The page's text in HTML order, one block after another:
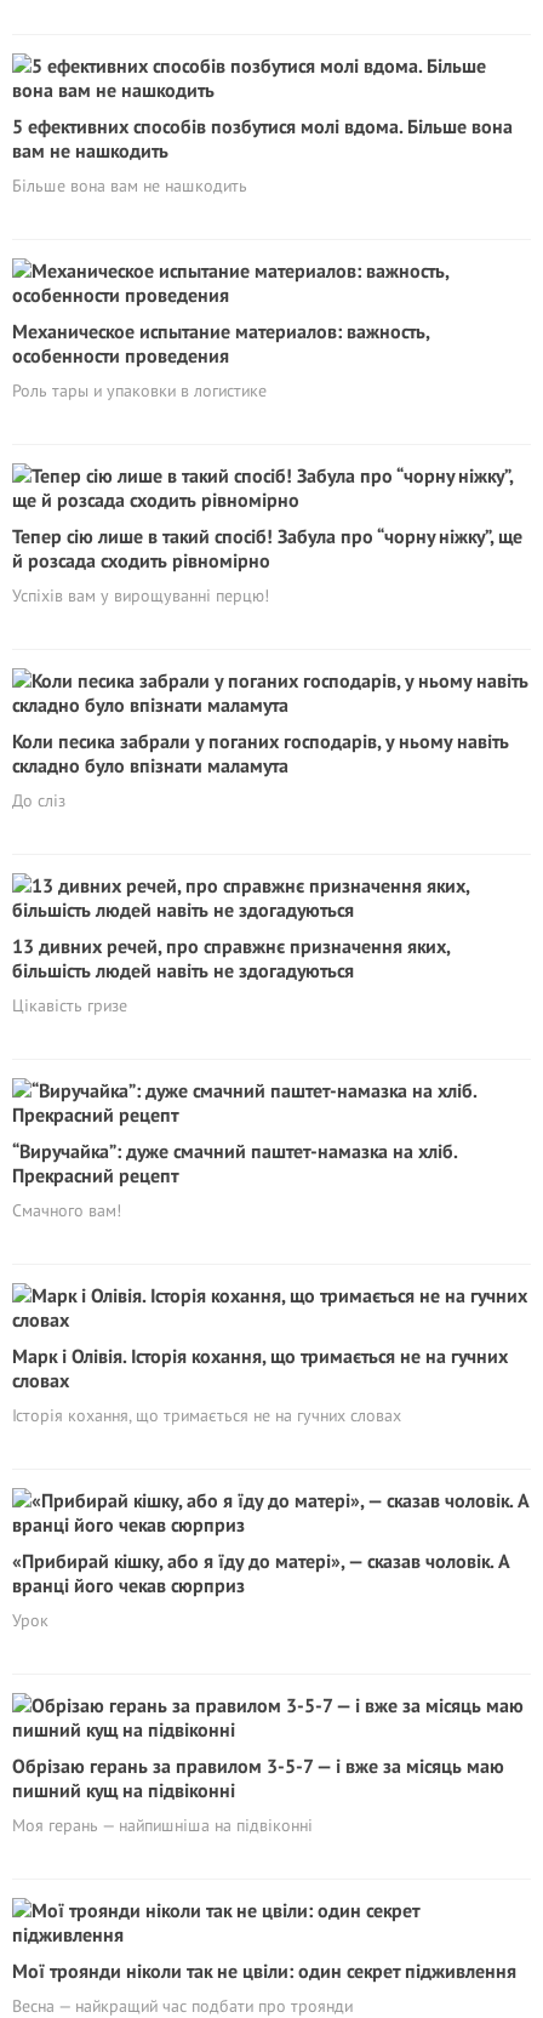
5 ефективних способів позбутися молі вдома. Більше вона
вам не нашкодить
Більше вона вам не нашкодить
Механическое испытание материалов: важность,
особенности проведения
Роль тары и упаковки в логистике
Тепер сію лише в такий спосіб! Забула про “чорнy ніжку”, ще
й розсада сходить рівномірно
Успіхів вам у вирощуванні перцю!
Коли песика забрали у поганих господарів, у ньому навіть
складно було впізнати маламута
До сліз
13 дивних речей, про справжнє призначення яких,
більшість людей навіть не здогадуються
Цікавість гризе
“Виручайка”: дуже смачний паштет-намазка на хліб.
Прекрасний рецепт
Смачного вам!
Марк і Олівія. Історія кохання, що тримається не на гучних
словах
Історія кохання, що тримається не на гучних словах
«Прибирай кішку, або я їду до матері», — сказав чоловік. А
вранці його чекав сюрприз
Урок
Обрізаю герань за правилом 3-5-7 — і вже за місяць маю
пишний кущ на підвіконні
Моя герань — найпишніша на підвіконні
Мої троянди ніколи так не цвіли: один секрет підживлення
Весна — найкращий час подбати про троянди